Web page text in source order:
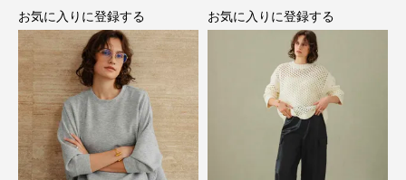
お気に入りに登録する
お気に入りに登録する